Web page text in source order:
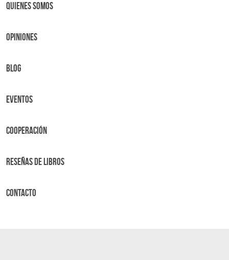
Quienes Somos
OPINIONES
BLOG
Eventos
Cooperación
Reseñas de libros
Contacto